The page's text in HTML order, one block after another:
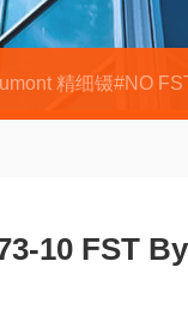
精细镊#NO FST镊子11273-
10 FST